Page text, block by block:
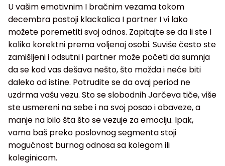
U vašim emotivnim I bračnim vezama tokom
decembra postoji klackalica I partner I vi lako
možete poremetiti svoj odnos. Zapitajte se da li ste I
koliko korektni prema voljenoj osobi. Suviše često ste
zamišljeni i odsutni i partner može početi da sumnja
da se kod vas dešava nešto, što možda i neće biti
daleko od istine. Potrudite se da ovaj period ne
uzdrma vašu vezu. Sto se slobodnih Jarčeva tiče, više
ste usmereni na sebe i na svoj posao i obaveze, a
manje na bilo šta što se vezuje za emociju. Ipak,
vama baš preko poslovnog segmenta stoji
mogućnost burnog odnosa sa kolegom ili
koleginicom.